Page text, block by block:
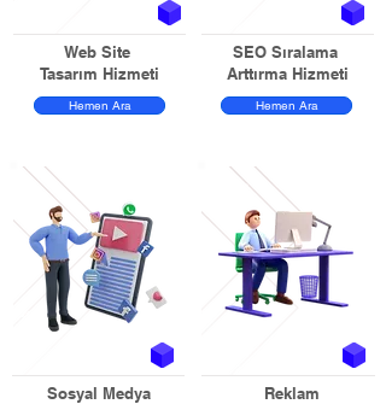
Web Site
Tasarım Hizmeti
Hemen Ara
SEO Sıralama
Arttırma Hizmeti
Hemen Ara
Sosyal Medya
Reklam